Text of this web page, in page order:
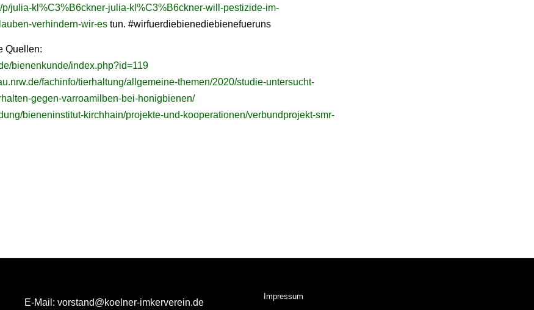
p/julia-kl%C3%B6ckner-julia-kl%C3%B6ckner-will-pestizide-im-
verhindern-wir-es tun. #wirfuerdiebienediebienefueruns
Quellen:
bienenkunde/index.php?id=119
fachinfo/tierhaltung/allgemeine-themen/2020/studie-untersucht-
gegen-varroamilben-bei-honigbienen/
bieneninstitut-kirchhain/projekte-und-kooperationen/verbundprojekt-smr-
E-Mail:vorstand@koelner-imkerverein.de
Impressum